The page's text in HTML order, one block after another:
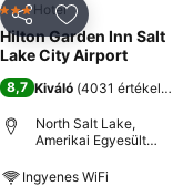
MegosztásHozzáadás
3 Kategória
Hotel
Hilton Garden Inn Salt
Lake City Airport
8,7 Kiváló (4031 értékelés
North Salt Lake,
Amerikai Egyesült
Ingyenes WiFi